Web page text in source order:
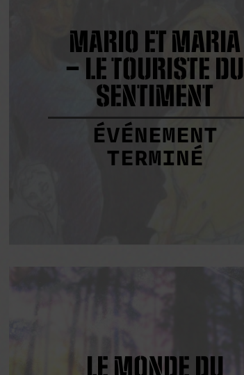
MARIO ET MARIA
– LE TOURISTE DU
SENTIMENT
ÉVÉNEMENT
TERMINÉ